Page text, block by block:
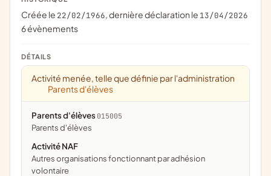
Créée le 22/02/1966, dernière déclaration le 13/04/2026
6 évènements
DÉTAILS
Activité menée, telle que définie par l'administration
Parents d'élèves
Parents d'élèves 015005
parents d'élèves
Activité NAF
Autres organisations fonctionnant par adhésion
volontaire